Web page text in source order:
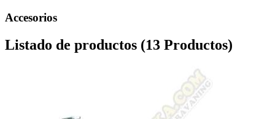
Accesorios
Listado de productos (13 Productos)